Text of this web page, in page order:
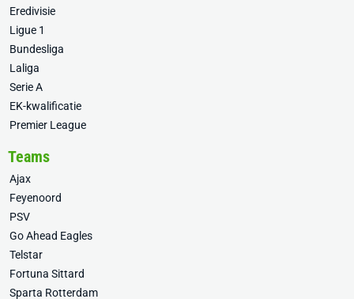
Eredivisie
Ligue 1
Bundesliga
Laliga
Serie A
EK-kwalificatie
Premier League
Teams
Ajax
Feyenoord
PSV
Go Ahead Eagles
Telstar
Fortuna Sittard
Sparta Rotterdam